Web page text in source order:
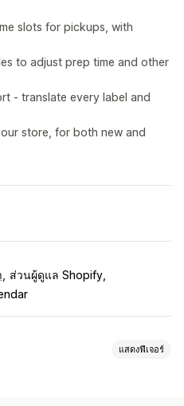
slots for pickups, with
to adjust prep time and other
- translate every label and
store, for both new and
ส่วนผู้ดูแล Shopify
แสดงฟีเจอร์